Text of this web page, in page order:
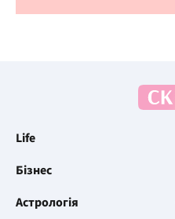
Life
Бізнес
Астрологія